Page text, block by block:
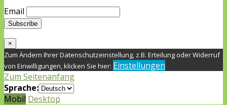
Email
×
Zum Ändern Ihrer Datenschutzeinstellung, z.B. Erteilung oder Widerruf
von Einwilligungen, klicken Sie hier: Einstellungen
Zum Seitenanfang
Sprache:
Mobil Desktop